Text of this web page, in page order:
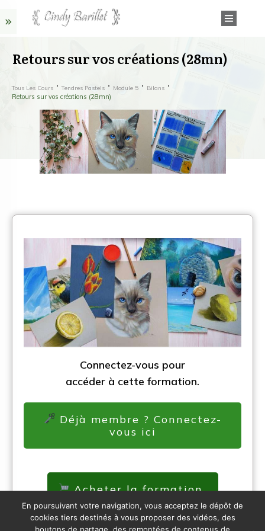
Retours sur vos créations (28mn)
Tous Les Cours Tendres Pastels Module 5 Bilans
Retours sur vos créations (28mn)
Connectez-vous pour
accéder à cette formation.
Déjà membre ? Connectez-
vous ici
Acheter la formation
En poursuivant votre navigation, vous acceptez le dépôt de
cookies tiers destinés à vous proposer des vidéos, des